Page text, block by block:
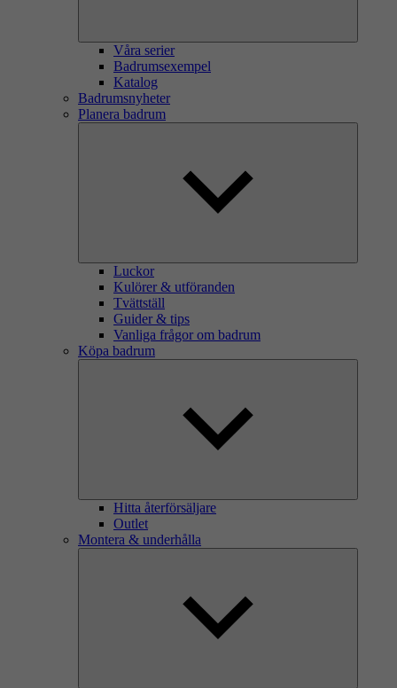
Våra serier
Badrumsexempel
Katalog
Badrumsnyheter
Planera badrum
Luckor
Kulörer & utföranden
Tvättställ
Guider & tips
Vanliga frågor om badrum
Köpa badrum
Hitta återförsäljare
Outlet
Montera & underhålla